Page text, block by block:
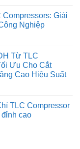
Giải
Nghiệp
Từ TLC
Ưu Cho Cắt
Cao Hiệu Suất
TLC Compressor
cao